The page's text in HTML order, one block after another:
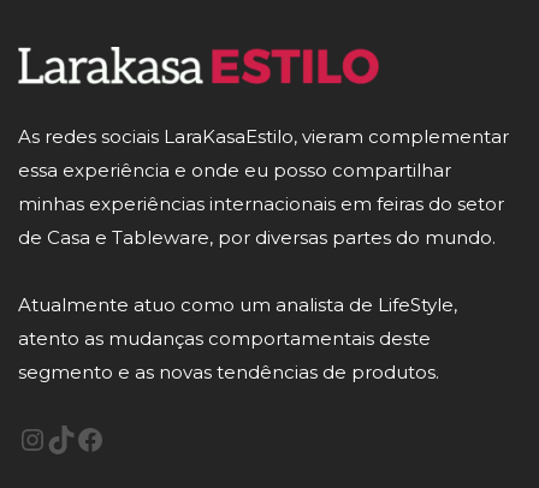
As redes sociais LaraKasaEstilo, vieram complementar
essa experiência e onde eu posso compartilhar
minhas experiências internacionais em feiras do setor
de Casa e Tableware, por diversas partes do mundo.
Atualmente atuo como um analista de LifeStyle,
atento as mudanças comportamentais deste
segmento e as novas tendências de produtos.